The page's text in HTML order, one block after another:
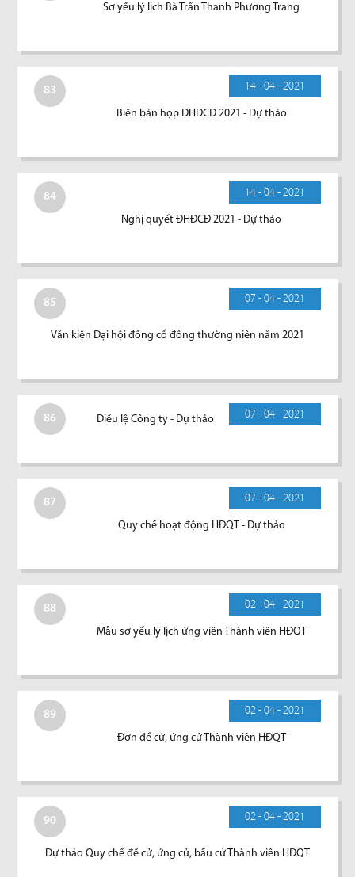
Sơ yếu lý lịch Bà Trần Thanh Phương Trang
83 14 - 04 - 2021
Biên bản họp ĐHĐCĐ 2021 - Dự thảo
84 14 - 04 - 2021
Nghị quyết ĐHĐCĐ 2021 - Dự thảo
85 07 - 04 - 2021
Văn kiện Đại hội đồng cổ đông thường niên năm 2021
86 07 - 04 - 2021
Điều lệ Công ty - Dự thảo
87 07 - 04 - 2021
Quy chế hoạt động HĐQT - Dự thảo
88 02 - 04 - 2021
Mẫu sơ yếu lý lịch ứng viên Thành viên HĐQT
89 02 - 04 - 2021
Đơn đề cử, ứng cử Thành viên HĐQT
90 02 - 04 - 2021
Dự thảo Quy chế đề cử, ứng cử, bầu cử Thành viên HĐQT